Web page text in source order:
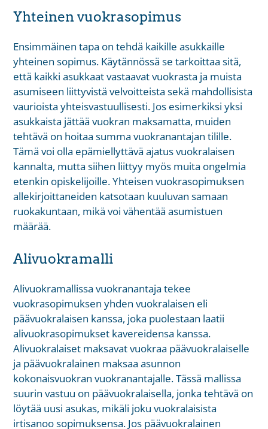
Yhteinen vuokrasopimus
Ensimmäinen tapa on tehdä kaikille asukkaille
yhteinen sopimus. Käytännössä se tarkoittaa sitä,
että kaikki asukkaat vastaavat vuokrasta ja muista
asumiseen liittyvistä velvoitteista sekä mahdollisista
vaurioista yhteisvastuullisesti. Jos esimerkiksi yksi
asukkaista jättää vuokran maksamatta, muiden
tehtävä on hoitaa summa vuokranantajan tilille.
Tämä voi olla epämiellyttävä ajatus vuokralaisen
kannalta, mutta siihen liittyy myös muita ongelmia
etenkin opiskelijoille. Yhteisen vuokrasopimuksen
allekirjoittaneiden katsotaan kuuluvan samaan
ruokakuntaan, mikä voi vähentää asumistuen
määrää.
Alivuokramalli
Alivuokramallissa vuokranantaja tekee
vuokrasopimuksen yhden vuokralaisen eli
päävuokralaisen kanssa, joka puolestaan laatii
alivuokrasopimukset kavereidensa kanssa.
Alivuokralaiset maksavat vuokraa päävuokralaiselle
ja päävuokralainen maksaa asunnon
kokonaisvuokran vuokranantajalle. Tässä mallissa
suurin vastuu on päävuokralaisella, jonka tehtävä on
löytää uusi asukas, mikäli joku vuokralaisista
irtisanoo sopimuksensa. Jos päävuokralainen